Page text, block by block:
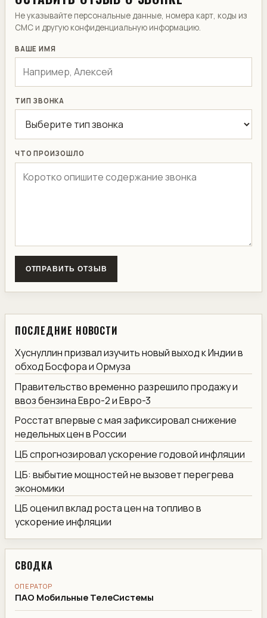
Не указывайте персональные данные, номера карт, коды из
СМС и другую конфиденциальную информацию.
ВАШЕ ИМЯ
ТИП ЗВОНКА
ЧТО ПРОИЗОШЛО
ОТПРАВИТЬ ОТЗЫВ
ПОСЛЕДНИЕ НОВОСТИ
Хуснуллин призвал изучить новый выход к Индии в
обход Босфора и Ормуза
Правительство временно разрешило продажу и
ввоз бензина Евро-2 и Евро-3
Росстат впервые с мая зафиксировал снижение
недельных цен в России
ЦБ спрогнозировал ускорение годовой инфляции
ЦБ: выбытие мощностей не вызовет перегрева
экономики
ЦБ оценил вклад роста цен на топливо в
ускорение инфляции
СВОДКА
ОПЕРАТОР
ПАО Мобильные ТелеСистемы